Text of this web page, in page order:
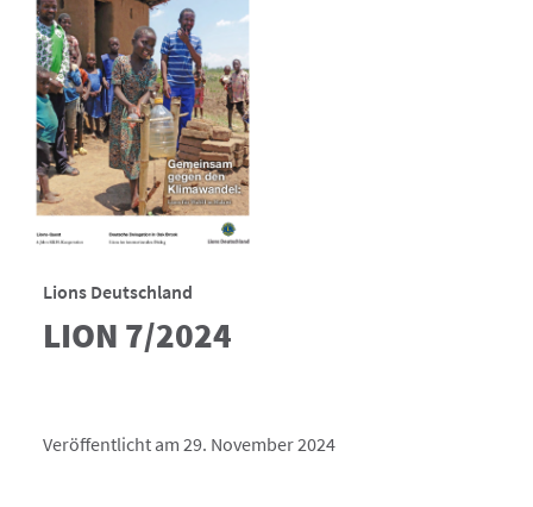
Lions Deutschland
LION 7/2024
Veröffentlicht am 29. November 2024